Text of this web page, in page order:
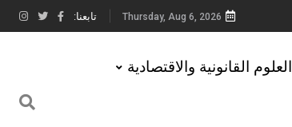
Thursday, Aug 6, 2026 تابعنا:
العلوم القانونية والاقتصادية